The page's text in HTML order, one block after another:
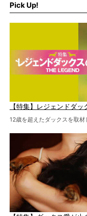
を点滴投与
Pick Up!
【特集】レジェンドダ
12歳を超えたダックスを取材